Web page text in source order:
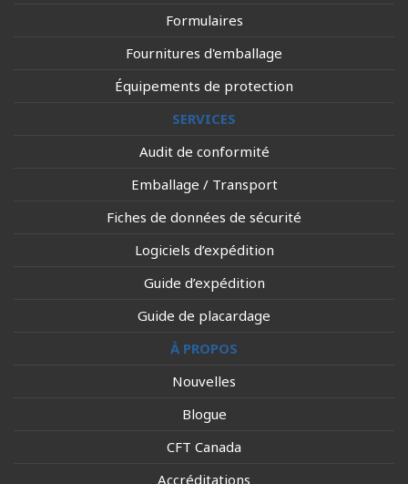
Formulaires
Fournitures d'emballage
Équipements de protection
SERVICES
Audit de conformité
Emballage / Transport
Fiches de données de sécurité
Logiciels d’expédition
Guide d’expédition
Guide de placardage
À PROPOS
Nouvelles
Blogue
CFT Canada
Accréditations